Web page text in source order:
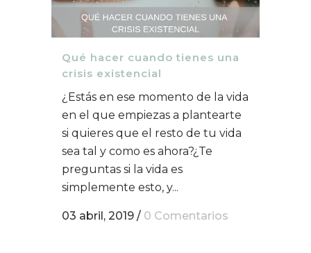
Qué hacer cuando tienes una
crisis existencial
¿Estás en ese momento de la vida
en el que empiezas a plantearte
si quieres que el resto de tu vida
sea tal y como es ahora?¿Te
preguntas si la vida es
simplemente esto, y...
03 abril, 2019 / 0 Comentarios